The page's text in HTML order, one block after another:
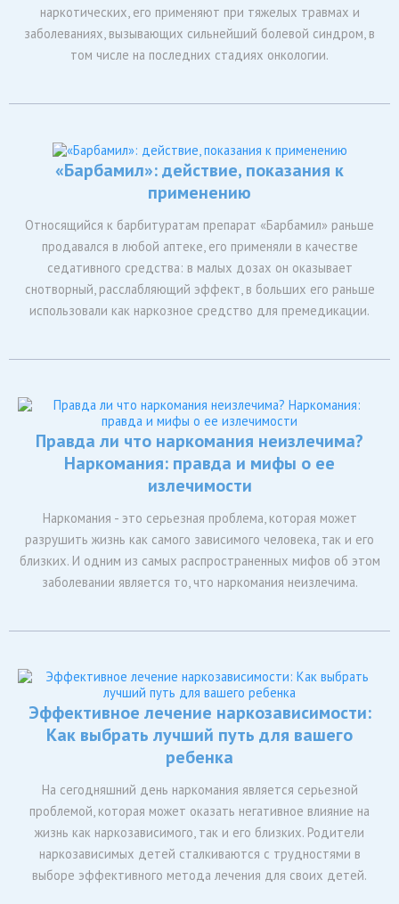
наркотических, его применяют при тяжелых травмах и
заболеваниях, вызывающих сильнейший болевой синдром, в
том числе на последних стадиях онкологии.
«Барбамил»: действие, показания к
применению
Относящийся к барбитуратам препарат «Барбамил» раньше
продавался в любой аптеке, его применяли в качестве
седативного средства: в малых дозах он оказывает
снотворный, расслабляющий эффект, в больших его раньше
использовали как наркозное средство для премедикации.
Правда ли что наркомания неизлечима?
Наркомания: правда и мифы о ее
излечимости
Наркомания - это серьезная проблема, которая может
разрушить жизнь как самого зависимого человека, так и его
близких. И одним из самых распространенных мифов об этом
заболевании является то, что наркомания неизлечима.
Эффективное лечение наркозависимости:
Как выбрать лучший путь для вашего
ребенка
На сегодняшний день наркомания является серьезной
проблемой, которая может оказать негативное влияние на
жизнь как наркозависимого, так и его близких. Родители
наркозависимых детей сталкиваются с трудностями в
выборе эффективного метода лечения для своих детей.